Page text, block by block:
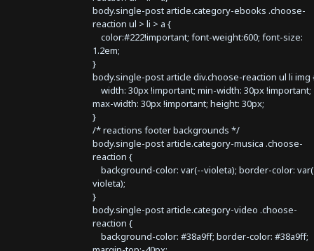
body.single-post article.category-ebooks .choose-
reaction ul > li > a {
color:#222!important; font-weight:600; font-size:
1.2em;
}
body.single-post article div.choose-reaction ul li img
width: 30px !important; min-width: 30px !important;
max-width: 30px !important; height: 30px;
}
/* reactions footer backgrounds */
body.single-post article.category-musica .choose-
reaction {
background-color: var(--violeta); border-color:
violeta);
}
body.single-post article.category-video .choose-
reaction {
background-color: #38a9ff; border-color: #38a9ff;